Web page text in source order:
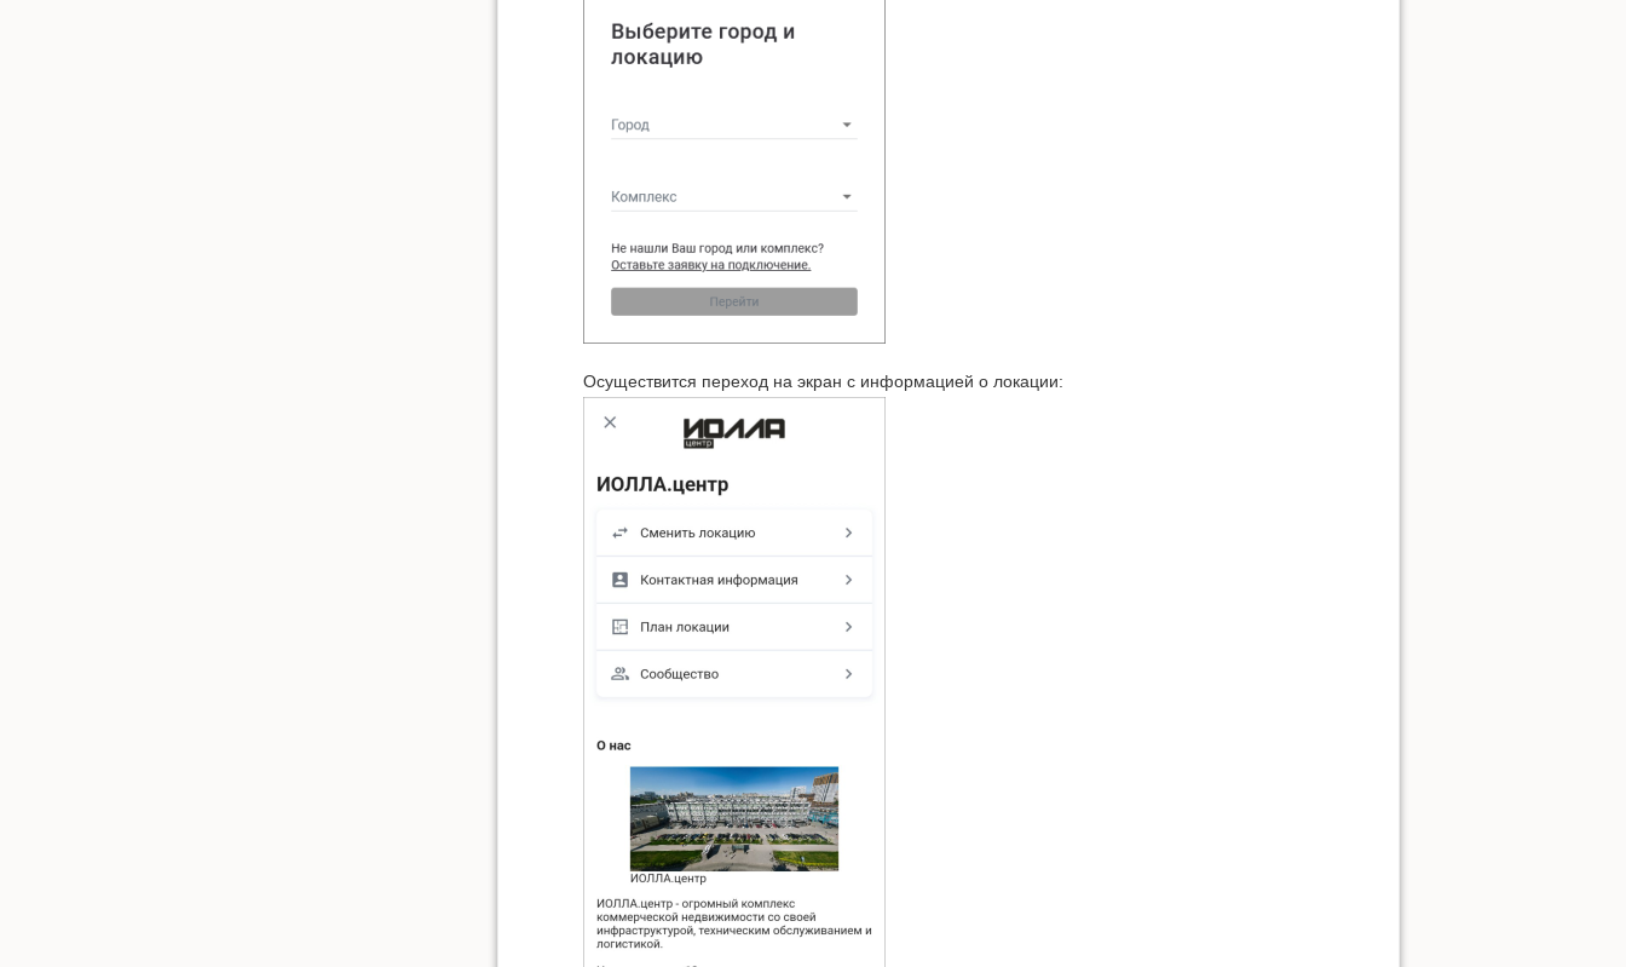
Осуществится переход на экран с информацией о локации: